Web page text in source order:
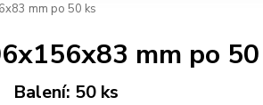
mm po 50 ks
mm po
Balení: 50 ks